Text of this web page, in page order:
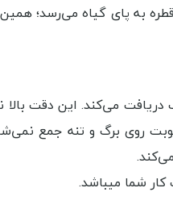
به پای گیاه می‌رسد؛
می‌کند. این دقت بالا
روی برگ و تنه جمع
شما میباشد.